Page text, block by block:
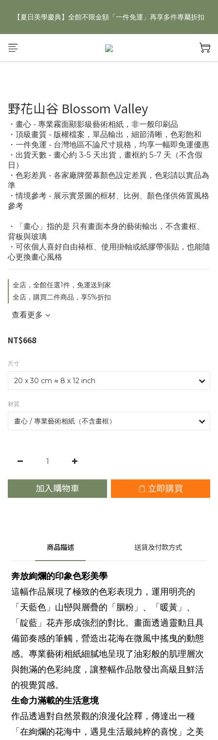
【夏日美學慶典】全館不限金額「一件免運」再享多件專屬折扣
新手好禮 🎁 加 LINE 好友，現領 新朋友專屬見面禮 優惠券！👉
野花山谷 Blossom Valley
・畫心 - 專業霧面顯影級藝術相紙，非一般印刷品
・頂級畫質 - 版權檔案，單品輸出，細節清晰，色彩飽和
・一件免運 - 台灣地區不論尺寸規格，均享一幅即免運優惠
・出貨天數 - 畫心約 3-5 天出貨，畫框約 5-7 天（不含假
日）
・色彩差異 - 各家廠牌螢幕顏色設定差異，色彩請以實品為
準
・情境參考 - 展示實景圖的框材、比例、顏色僅供佈置風格
參考
・「畫心」指的是 只有畫面本身的藝術輸出，不含畫框、
背板與玻璃
・可依個人喜好自由裱框、使用掛軸或紙膠帶張貼，也能隨
心更換畫心風格
全店，全館任選1件，免運送到家
全店，購買二件商品，享5%折扣
查看更多
NT$668
尺寸
材質
加入購物車 立即購買
商品描述 送貨及付款方式
奔放絢爛的印象色彩美學
這幅作品展現了極致的色彩表現力，運用明亮的
「天藍色」山巒與層疊的「胭粉」、「暖黃」、
「靛藍」花卉形成強烈的對比。畫面透過靈動且具
備節奏感的筆觸，營造出花海在微風中搖曳的動態
感。專業藝術相紙細膩地呈現了油彩般的肌理層次
與飽滿的色彩純度，讓整幅作品散發出高級且鮮活
的視覺質感。
生命力滿載的生活意境
作品透過對自然景觀的浪漫化詮釋，傳達出一種
「在絢爛的花海中，遇見生活最純粹的喜悅」之美